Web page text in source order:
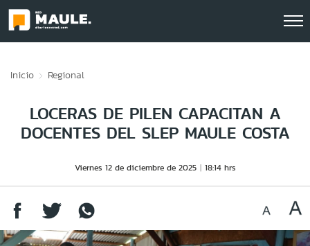
Inicio Regional
LOCERAS DE PILEN CAPACITAN A
DOCENTES DEL SLEP MAULE COSTA
Viernes 12 de diciembre de 2025 18:14 hrs